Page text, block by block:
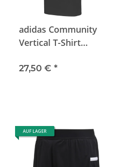
adidas Community
Vertical T-Shirt
27,50 € *
AUF LAGER